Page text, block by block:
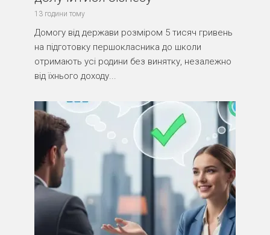
13 години тому
Домогу від держави розміром 5 тисяч гривень
на підготовку першокласника до школи
отримають усі родини без винятку, незалежно
від їхнього доходу...